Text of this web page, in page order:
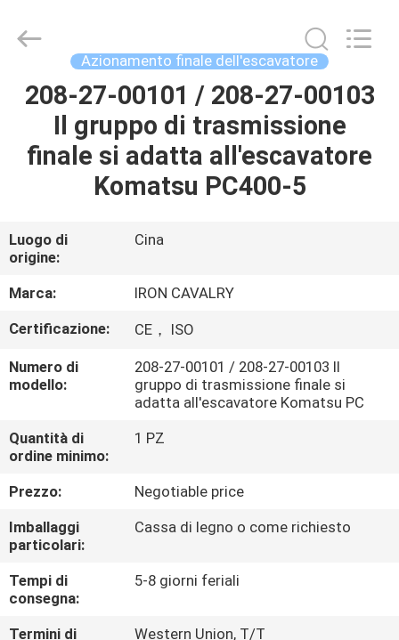
CASA
PRODOTTI
MOSTRA
VR
SIAMO
FATORY
TOUR
CONTROLLO
DI
QUALITÀ
Machinery
Reserved.
Azionamento finale dell'escavatore
208-27-00101 / 208-27-00103
Il gruppo di trasmissione
finale si adatta all'escavatore
Komatsu PC400-5
Luogo di
origine:
Cina
Marca:
IRON CAVALRY
Certificazione:
CE， ISO
Numero di
modello:
208-27-00101 / 208-27-00103 Il
gruppo di trasmissione finale si
adatta all'escavatore Komatsu PC
Quantità di
ordine minimo:
1 PZ
Prezzo:
Negotiable price
Imballaggi
particolari:
Cassa di legno o come richiesto
Tempi di
consegna:
5-8 giorni feriali
Termini di
Western Union, T/T